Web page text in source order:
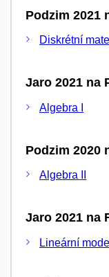
Podzim 2021
Diskrétní
Jaro 2021 na
Algebra I
Podzim 2020
Algebra II
Jaro 2021 na
Lineární